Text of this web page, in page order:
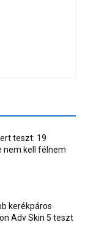
teszt: 19
nem kell félnem
kerékpáros
Adv Skin 5 teszt